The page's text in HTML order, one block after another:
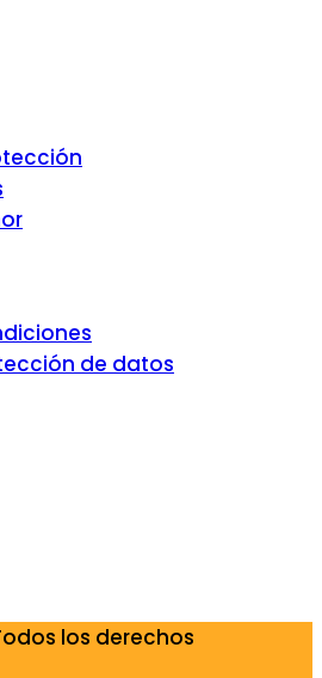
de datos
los derechos